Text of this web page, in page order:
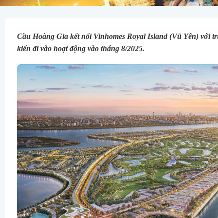
Cầu Hoàng Gia kết nối Vinhomes Royal Island (Vũ Yên) với
kiến đi vào hoạt động vào tháng 8/2025.